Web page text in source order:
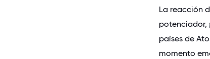
La reacción
potenciador,
países de
momento